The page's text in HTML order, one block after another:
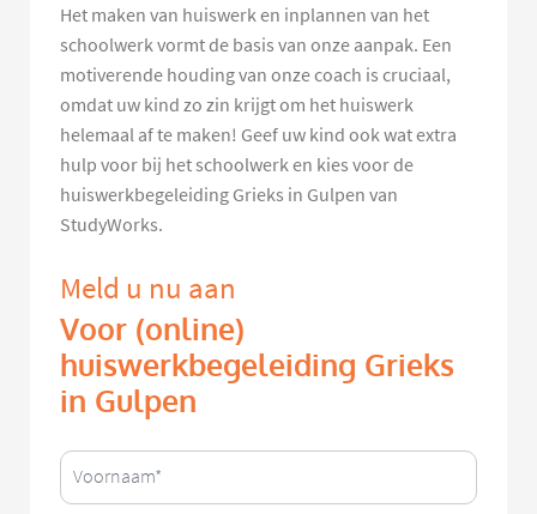
Het maken van huiswerk en inplannen van het
schoolwerk vormt de basis van onze aanpak. Een
motiverende houding van onze coach is cruciaal,
omdat uw kind zo zin krijgt om het huiswerk
helemaal af te maken! Geef uw kind ook wat extra
hulp voor bij het schoolwerk en kies voor de
huiswerkbegeleiding Grieks in Gulpen van
StudyWorks.
Meld u nu aan
Voor (online)
huiswerkbegeleiding Grieks
in Gulpen